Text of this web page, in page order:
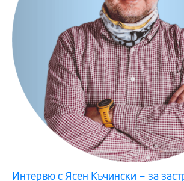
Интервю с Ясен Къчински – за